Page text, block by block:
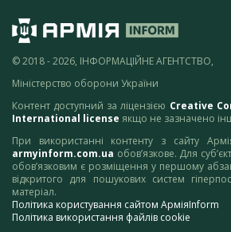
© 2018 - 2026, ІНФОРМАЦІЙНЕ АГЕНТСТВО,
Міністерство оборони України
Контент доступний за ліцензією Creative
International license якщо не зазначено
При використанні контенту з сайту
armyinform.com.ua обов’язкове. Для
обов’язковим є розміщення у першому
відкритого для пошукових систем
матеріал.
Політика користування сайтом АрміяInform
Політика використання файлів cookie